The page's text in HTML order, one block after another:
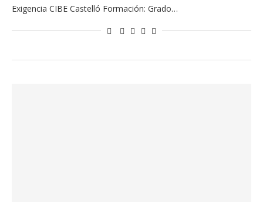
Exigencia CIBE Castelló Formación: Grado…